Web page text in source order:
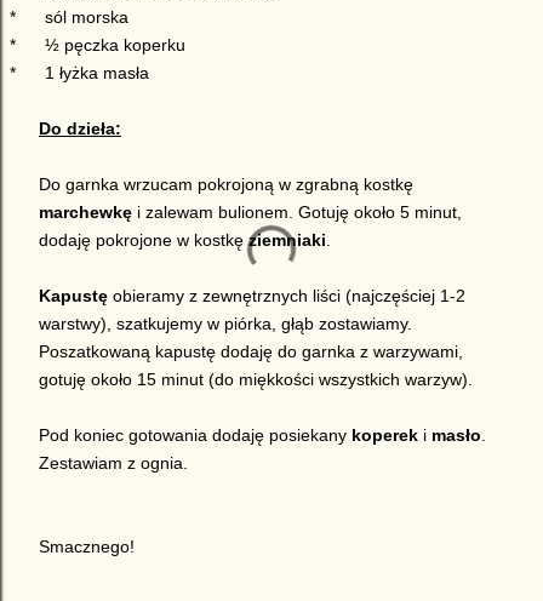
*
sól morska
*
½ pęczka koperku
*
1 łyżka masła
Do dzieła:
Do garnka wrzucam pokrojoną w zgrabną kostkę
marchewkę i zalewam bulionem. Gotuję około 5 minut,
dodaję pokrojone w kostkęziemniaki
Kapustę obieramy z zewnętrznych liści (najczęściej 1-2
warstwy), szatkujemy w piórka, głąb zostawiamy.
Poszatkowaną kapustę dodaję do garnka z warzywami,
gotuję około 15 minut (do miękkości wszystkich warzyw).
Pod koniec gotowania dodaję posiekany koperek i masło
Zestawiam z ognia.
Smacznego!